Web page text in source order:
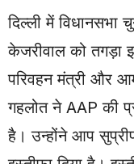
दिल्ली में
केजरीवाल को तगड़ा
परिवहन मंत्री और
गहलोत ने AAP की
है। उन्होंने आप